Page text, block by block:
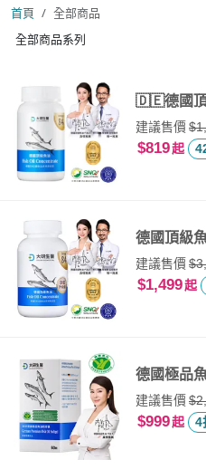
首頁
全部商品
全部商品系列
🇩🇪德國頂
建議售價
$819起
德國頂級
建議售價
$1,499起
德國極品
建議售價
$999起 4